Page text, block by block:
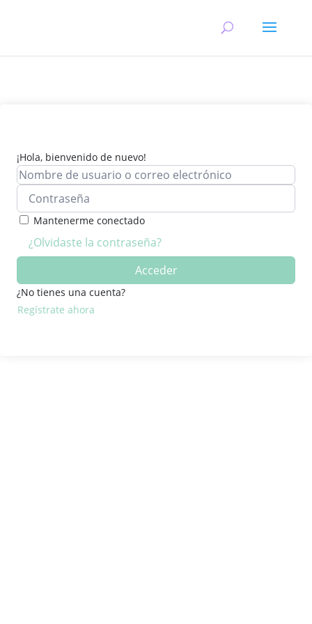
¡Hola, bienvenido de nuevo!
Mantenerme conectado
¿Olvidaste la contraseña?
Acceder
¿No tienes una cuenta?
Regístrate ahora